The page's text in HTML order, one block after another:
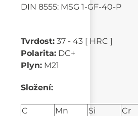
DIN 8555: MSG 1-GF-40-P
Tvrdost: 37 - 43 [ HRC ]
Polarita: DC+
Plyn: M21
Složení:
C Mn Si Cr